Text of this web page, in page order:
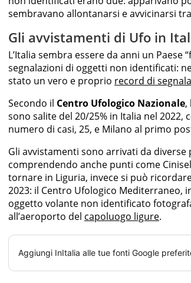
sembravano allontanarsi e avvicinarsi
Gli avvistamenti di Ufo in
L’Italia sembra essere da anni un
segnalazioni di oggetti non identificati:
stato un vero e proprio record di
Secondo il Centro Ufologico Nazionale,
sono salite del 20/25% in Italia nel
numero di casi, 25, e Milano al primo
Gli avvistamenti sono arrivati da diverse
comprendendo anche punti come
tornare in Liguria, invece si può
2023: il Centro Ufologico Mediterraneo,
oggetto volante non identificato
all’aeroporto del capoluogo ligure.
Aggiungi InItalia alle tue fonti Google